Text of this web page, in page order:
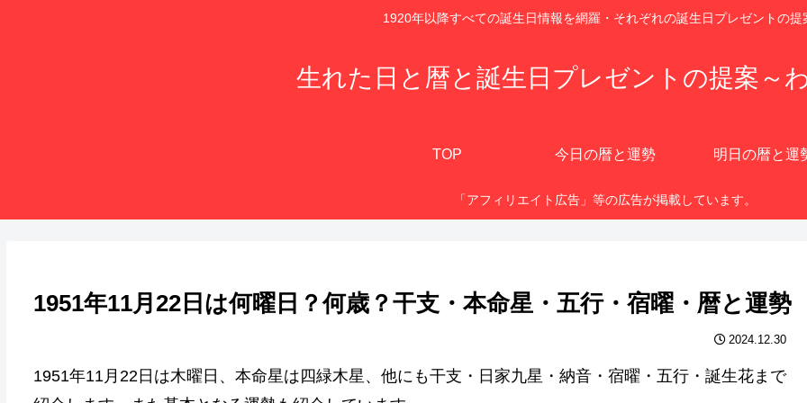
1920年以降すべての誕生日情報を網羅・それぞれの誕生日プレゼントの提
生れた日と暦と誕生日プレゼントの提案～
TOP 今日の暦と運勢 明日の暦と運
「アフィリエイト広告」等の広告が掲載しています。
1951年11月22日は何曜日？何歳？干支・本命星・五行・宿曜・暦と運勢
2024.12.30
1951年11月22日は木曜日、本命星は四緑木星、他にも干支・日家九星・納音・宿曜・五行・誕生花まで